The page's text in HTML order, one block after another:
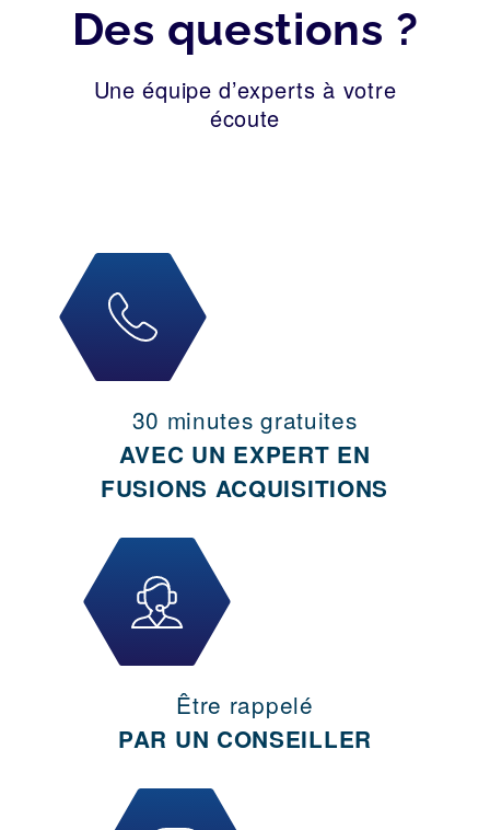
Des questions ?
Une équipe d’experts à votre
écoute
30 minutes gratuites
AVEC UN EXPERT EN
FUSIONS ACQUISITIONS
Être rappelé
PAR UN CONSEILLER